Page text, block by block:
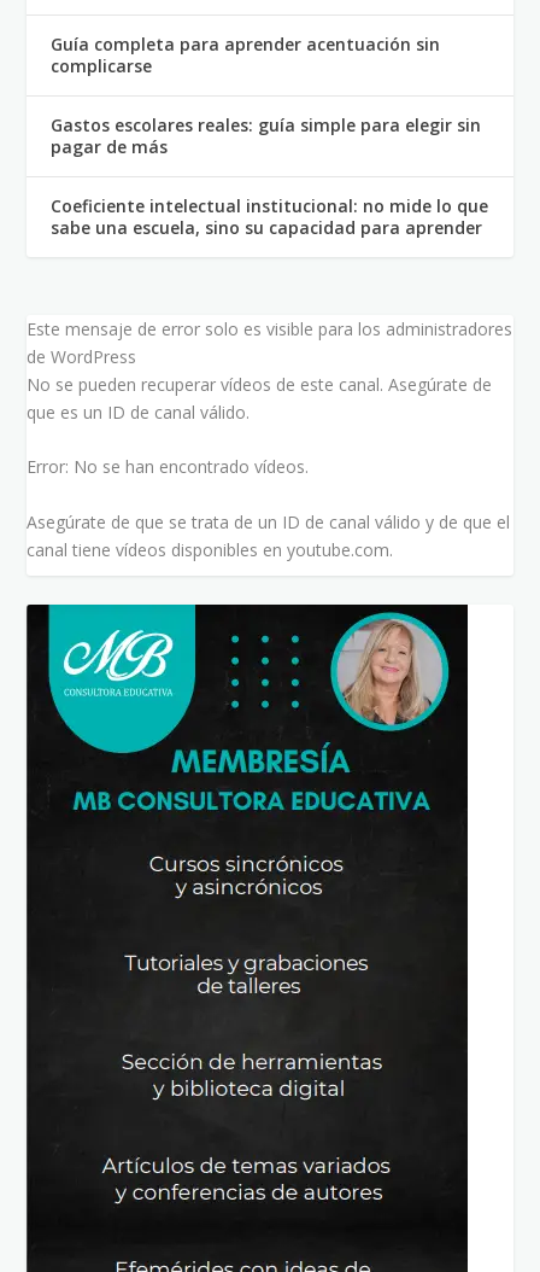
Guía completa para aprender acentuación sin
complicarse
Gastos escolares reales: guía simple para elegir sin
pagar de más
Coeficiente intelectual institucional: no mide lo que
sabe una escuela, sino su capacidad para aprender
Este mensaje de error solo es visible para los administradores
de WordPress
No se pueden recuperar vídeos de este canal. Asegúrate de
que es un ID de canal válido.
Error: No se han encontrado vídeos.
Asegúrate de que se trata de un ID de canal válido y de que el
canal tiene vídeos disponibles en youtube.com.